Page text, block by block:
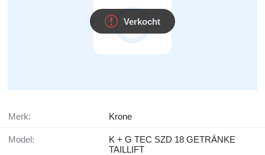
Verkocht
Merk: Krone
Model:
K + G TEC SZD 18 GETRÄNKE
TAILLIFT